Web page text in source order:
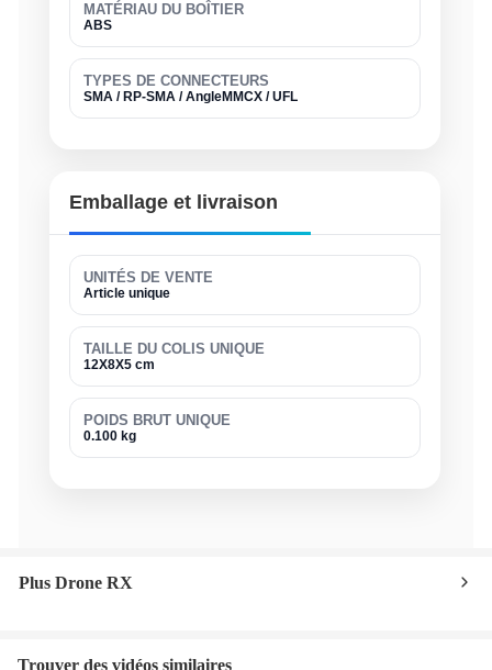
MATÉRIAU DU BOÎTIER
ABS
TYPES DE CONNECTEURS
SMA / RP-SMA / AngleMMCX / UFL
Emballage et livraison
UNITÉS DE VENTE
Article unique
TAILLE DU COLIS UNIQUE
12X8X5 cm
POIDS BRUT UNIQUE
0.100 kg
Plus Drone RX
Trouver des vidéos similaires